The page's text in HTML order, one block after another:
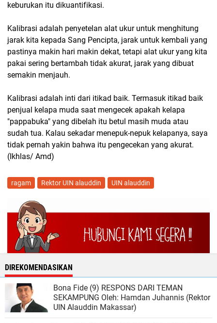
keburukan itu dikuantifikasi.
Kalibrasi adalah penyetelan alat ukur untuk menghitung
jarak kita kepada Sang Pencipta, jarak untuk kembali yang
pastinya makin hari makin dekat, tetapi alat ukur yang kita
pakai sering bertambah tidak akurat, jarak yang dibuat
semakin menjauh.
Kalibrasi adalah inti dari itikad baik. Termasuk itikad baik
penjual kelapa muda saat mengecek apakah kelapa
"pappabuka" yang dibelah itu betul masih muda atau
sudah tua. Kalau sekadar menepuk-nepuk kelapanya, saya
tidak pernah yakin bahwa itu pengecekan yang akurat.
(Ikhlas/ Amd)
ragam Rektor UIN alauddin UIN alauddin
DIREKOMENDASIKAN
Bona Fide (9) RESPONS DARI TEMAN
SEKAMPUNG Oleh: Hamdan Juhannis (Rektor
UIN Alauddin Makassar)